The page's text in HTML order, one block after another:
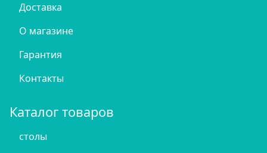
Доставка
О магазине
Гарантия
Контакты
Каталог товаров
столы